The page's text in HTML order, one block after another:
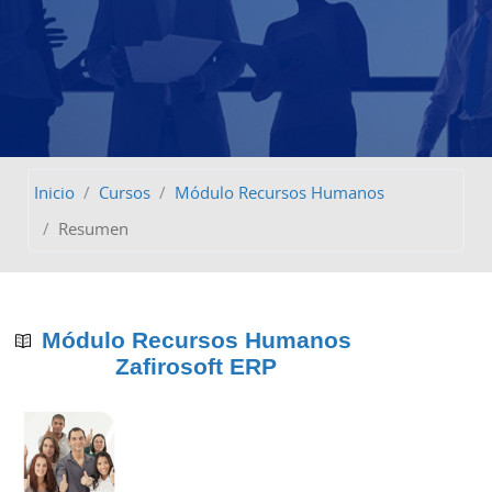
Inicio Cursos
Módulo Recursos Humanos
Resumen
Módulo Recursos Humanos
Zafirosoft ERP